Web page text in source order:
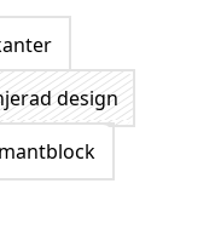
design